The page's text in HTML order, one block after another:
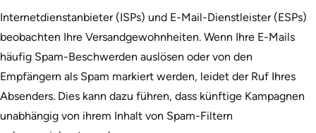
Internetdienstanbieter (ISPs) und E-Mail-Dienstleister (ESPs)
beobachten Ihre Versandgewohnheiten. Wenn Ihre E-Mails
häufig Spam-Beschwerden auslösen oder von den
Empfängern als Spam markiert werden, leidet der Ruf Ihres
Absenders. Dies kann dazu führen, dass künftige Kampagnen
unabhängig von ihrem Inhalt von Spam-Filtern